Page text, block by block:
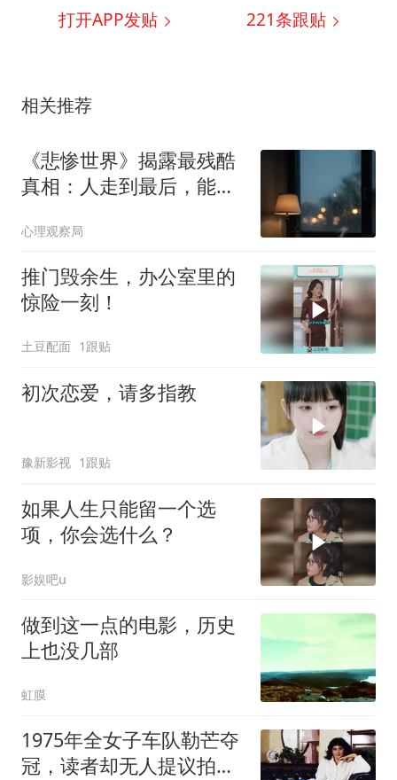
打开APP发贴 221条跟贴
相关推荐
《悲惨世界》揭露最残酷
真相：人走到最后，能托
侣，而是你早年种下的这
两颗种子
心理观察局
推门毁余生，办公室里的
惊险一刻！
土豆配面 1跟贴
初次恋爱，请多指教
豫新影视 1跟贴
如果人生只能留一个选
项，你会选什么？
影娱吧u
做到这一点的电影，历史
上也没几部
虹膜
1975年全女子车队勒芒夺
冠，读者却无人提议拍电